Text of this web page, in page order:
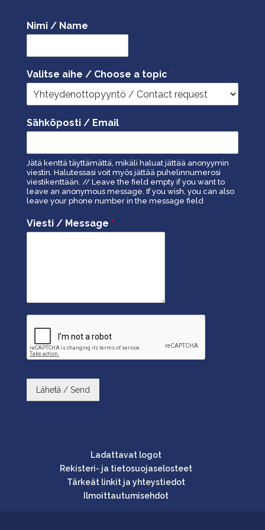
Nimi / Name
Valitse aihe / Choose a topic *
Sähköposti / Email
Jätä kenttä täyttämättä, mikäli haluat jättää anonyymin
viestin. Halutessasi voit myös jättää puhelinnumerosi
viestikenttään. // Leave the field empty if you want to
leave an anonymous message. If you wish, you can also
leave your phone number in the message field
Viesti / Message *
Lähetä / Send
Ladattavat logot
Rekisteri- ja tietosuojaselosteet
Tärkeät linkit ja yhteystiedot
Ilmoittautumisehdot